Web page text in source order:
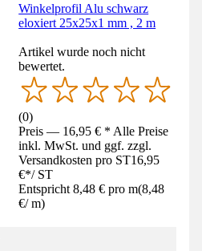
Winkelprofil Alu schwarz
eloxiert 25x25x1 mm , 2 m
Artikel wurde noch nicht
bewertet.
(0)
Preis — 16,95 € * Alle Preise
inkl. MwSt. und ggf. zzgl.
Versandkosten pro ST16,95
€*/ ST
Entspricht 8,48 € pro m(8,48
€/ m)